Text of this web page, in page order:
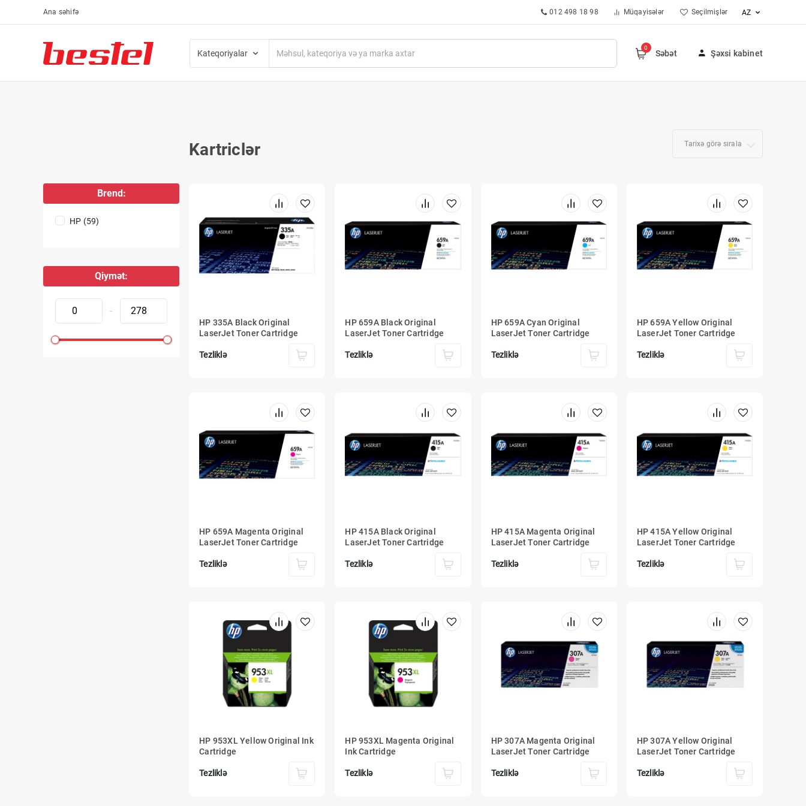
Ana səhifə 012 498 18 98 Müqayisələr Seçilmişlər AZ
Kateqoriyalar
0
Səbət Şəxsi kabinet
Kartriclər Tarixə görə sırala
Brend:
HP (59)
Qiymət:
-
HP 335A Black Original
LaserJet Toner Cartridge
Tezliklə
HP 659A Black Original
LaserJet Toner Cartridge
Tezliklə
HP 659A Cyan Original
LaserJet Toner Cartridge
Tezliklə
HP 659A Yellow Original
LaserJet Toner Cartridge
Tezliklə
HP 659A Magenta Original
LaserJet Toner Cartridge
Tezliklə
HP 415A Black Original
LaserJet Toner Cartridge
Tezliklə
HP 415A Magenta Original
LaserJet Toner Cartridge
Tezliklə
HP 415A Yellow Original
LaserJet Toner Cartridge
Tezliklə
HP 953XL Yellow Original Ink
Cartridge
Tezliklə
HP 953XL Magenta Original
Ink Cartridge
Tezliklə
HP 307A Magenta Original
LaserJet Toner Cartridge
Tezliklə
HP 307A Yellow Original
LaserJet Toner Cartridge
Tezliklə